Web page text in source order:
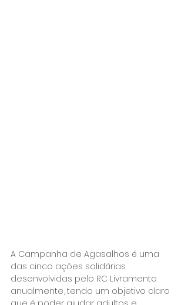
A Campanha de Agasalhos é uma
das cinco ações solidárias
desenvolvidas pelo RC Livramento
anualmente, tendo um objetivo claro